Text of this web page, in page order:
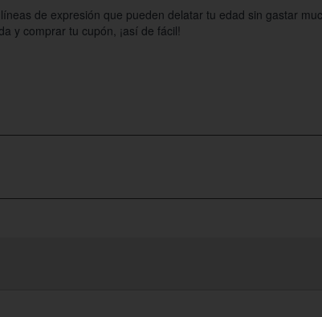
de expresión que pueden delatar tu edad sin gastar
y comprar tu cupón, ¡así de fácil!
Pérez Galdós n.º 5, Bilbao – 48010.
y el cuerpo como masajes relajantes, circuitos de spa,